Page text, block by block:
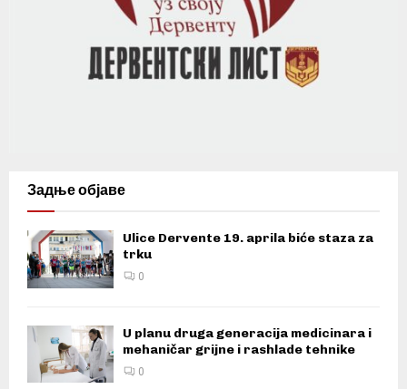
Задње објаве
Ulice Dervente 19. aprila biće staza za
trku
0
U planu druga generacija medicinara i
mehaničar grijne i rashlade tehnike
0